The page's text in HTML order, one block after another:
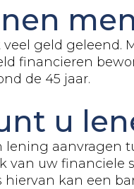
geld geleend.
financieren
de 45 jaar.
u
aanvragen
van uw financiele
hiervan kan een